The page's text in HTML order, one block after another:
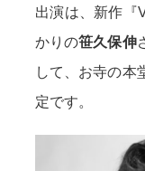
出演は、新作『
かりの笹久保伸
して、お寺の本
定です。